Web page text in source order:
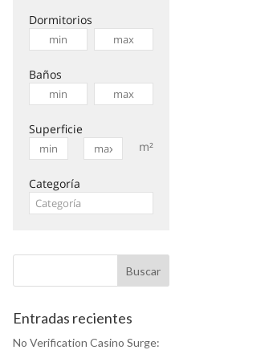
Dormitorios
Baños
Superficie
m²
Categoría
Entradas recientes
No Verification Casino Surge: